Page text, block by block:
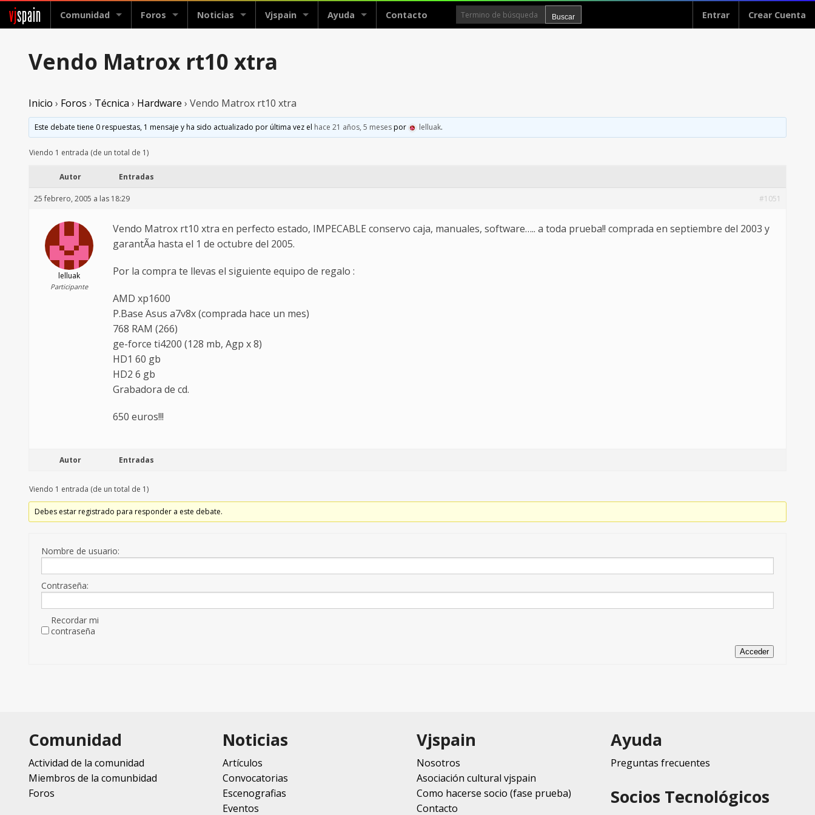
vjspain Comunidad Foros Noticias Vjspain Ayuda Contacto Entrar Crear Cuenta
Vendo Matrox rt10 xtra
Inicio › Foros › Técnica › Hardware › Vendo Matrox rt10 xtra
Este debate tiene 0 respuestas, 1 mensaje y ha sido actualizado por última vez el hace 21 años, 5 mesespor lelluak.
Viendo 1 entrada (de un total de 1)
Autor Entradas
25 febrero, 2005 a las 18:29 #1051
lelluak
Participante
Vendo Matrox rt10 xtra en perfecto estado, IMPECABLE conservo caja, manuales, software….. a toda prueba!! comprada en septiembre del 2003 y
garantÃ­a hasta el 1 de octubre del 2005.
Por la compra te llevas el siguiente equipo de regalo :
AMD xp1600
P.Base Asus a7v8x (comprada hace un mes)
768 RAM (266)
ge-force ti4200 (128 mb, Agp x 8)
HD1 60 gb
HD2 6 gb
Grabadora de cd.
650 euros!!!
Autor Entradas
Viendo 1 entrada (de un total de 1)
Debes estar registrado para responder a este debate.
Nombre de usuario:
Contraseña:
Recordar mi
contraseña
Acceder
Comunidad
Actividad de la comunidad
Miembros de la comunbidad
Foros
Noticias
Artículos
Convocatorias
Escenografias
Eventos
Vjspain
Nosotros
Asociación cultural vjspain
Como hacerse socio (fase prueba)
Contacto
Ayuda
Preguntas frecuentes
Socios Tecnológicos